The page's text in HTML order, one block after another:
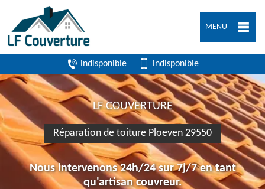
MENU
indisponible indisponible
LF COUVERTURE
Réparation de toiture Ploeven 29550
Nous intervenons 24h/24 sur 7j/7 en tant
qu'artisan couvreur.